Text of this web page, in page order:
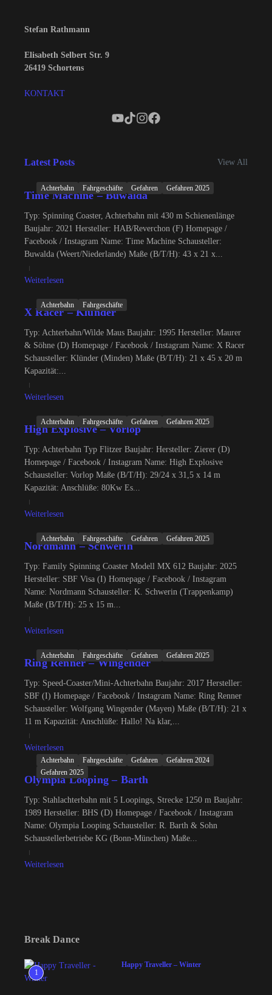
Stefan Rathmann
Elisabeth Selbert Str. 9
26419 Schortens
KONTAKT
Latest Posts View All
Achterbahn Fahrgeschäfte Gefahren Gefahren 2025
Time Machine – Buwalda
Typ: Spinning Coaster, Achterbahn mit 430 m Schienenlänge
Baujahr: 2021 Hersteller: HAB/Reverchon (F) Homepage /
Facebook / Instagram Name: Time Machine Schausteller:
Buwalda (Weert/Niederlande) Maße (B/T/H): 43 x 21 x...
Weiterlesen
Achterbahn Fahrgeschäfte
X Racer – Klünder
Typ: Achterbahn/Wilde Maus Baujahr: 1995 Hersteller: Maurer
& Söhne (D) Homepage / Facebook / Instagram Name: X Racer
Schausteller: Klünder (Minden) Maße (B/T/H): 21 x 45 x 20 m
Kapazität:...
Weiterlesen
Achterbahn Fahrgeschäfte Gefahren Gefahren 2025
High Explosive – Vorlop
Typ: Achterbahn Typ Flitzer Baujahr: Hersteller: Zierer (D)
Homepage / Facebook / Instagram Name: High Explosive
Schausteller: Vorlop Maße (B/T/H): 29/24 x 31,5 x 14 m
Kapazität: Anschlüße: 80Kw Es...
Weiterlesen
Achterbahn Fahrgeschäfte Gefahren Gefahren 2025
Nordmann – Schwerin
Typ: Family Spinning Coaster Modell MX 612 Baujahr: 2025
Hersteller: SBF Visa (I) Homepage / Facebook / Instagram
Name: Nordmann Schausteller: K. Schwerin (Trappenkamp)
Maße (B/T/H): 25 x 15 m...
Weiterlesen
Achterbahn Fahrgeschäfte Gefahren Gefahren 2025
Ring Renner – Wingender
Typ: Speed-Coaster/Mini-Achterbahn Baujahr: 2017 Hersteller:
SBF (I) Homepage / Facebook / Instagram Name: Ring Renner
Schausteller: Wolfgang Wingender (Mayen) Maße (B/T/H): 21 x
11 m Kapazität: Anschlüße: Hallo! Na klar,...
Weiterlesen
Achterbahn Fahrgeschäfte Gefahren
Gefahren 2024
Gefahren 2025
Olympia Looping – Barth
Typ: Stahlachterbahn mit 5 Loopings, Strecke 1250 m Baujahr:
1989 Hersteller: BHS (D) Homepage / Facebook / Instagram
Name: Olympia Looping Schausteller: R. Barth & Sohn
Schaustellerbetriebe KG (Bonn-München) Maße...
Weiterlesen
Break Dance
1
Happy Traveller – Winter